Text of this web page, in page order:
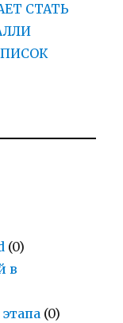
СТАТЬ
(0)
в
(0)